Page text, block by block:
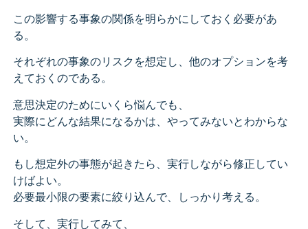
この影響する事象の関係を明らかにしておく必要があ
る。
それぞれの事象のリスクを想定し、他のオプションを考
えておくのである。
意思決定のためにいくら悩んでも、
実際にどんな結果になるかは、やってみないとわからな
い。
もし想定外の事態が起きたら、実行しながら修正してい
けばよい。
必要最小限の要素に絞り込んで、しっかり考える。
そして、実行してみて、